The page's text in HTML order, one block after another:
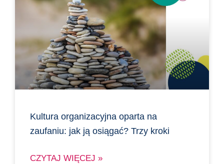
Kultura organizacyjna oparta na
zaufaniu: jak ją osiągać? Trzy kroki
CZYTAJ WIĘCEJ »